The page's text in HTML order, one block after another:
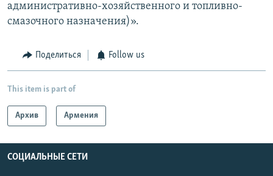
административно-хозяйственного и топливно-
смазочного назначения)».
Поделиться Follow us
This item is part of
Архив Армения
СОЦИАЛЬНЫЕ СЕТИ